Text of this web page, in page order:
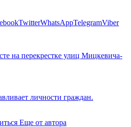
TwitterWhatsAppTelegramViber
на перекрестке улиц Мицкевича-
личности граждан.
Еще от автора